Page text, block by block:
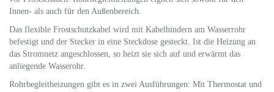
Innen- als auch für den Außenbereich.
Das flexible Frostschutzkabel wird mit Kabelbindern am Wasserrohr
befestigt und der Stecker in eine Steckdose gesteckt. Ist die Heizung an
das Stromnetz angeschlossen, so heizt sie sich auf und erwärmt das
anliegende Wasserohr.
Rohrbegleitheizungen gibt es in zwei Ausführungen: Mit Thermostat und